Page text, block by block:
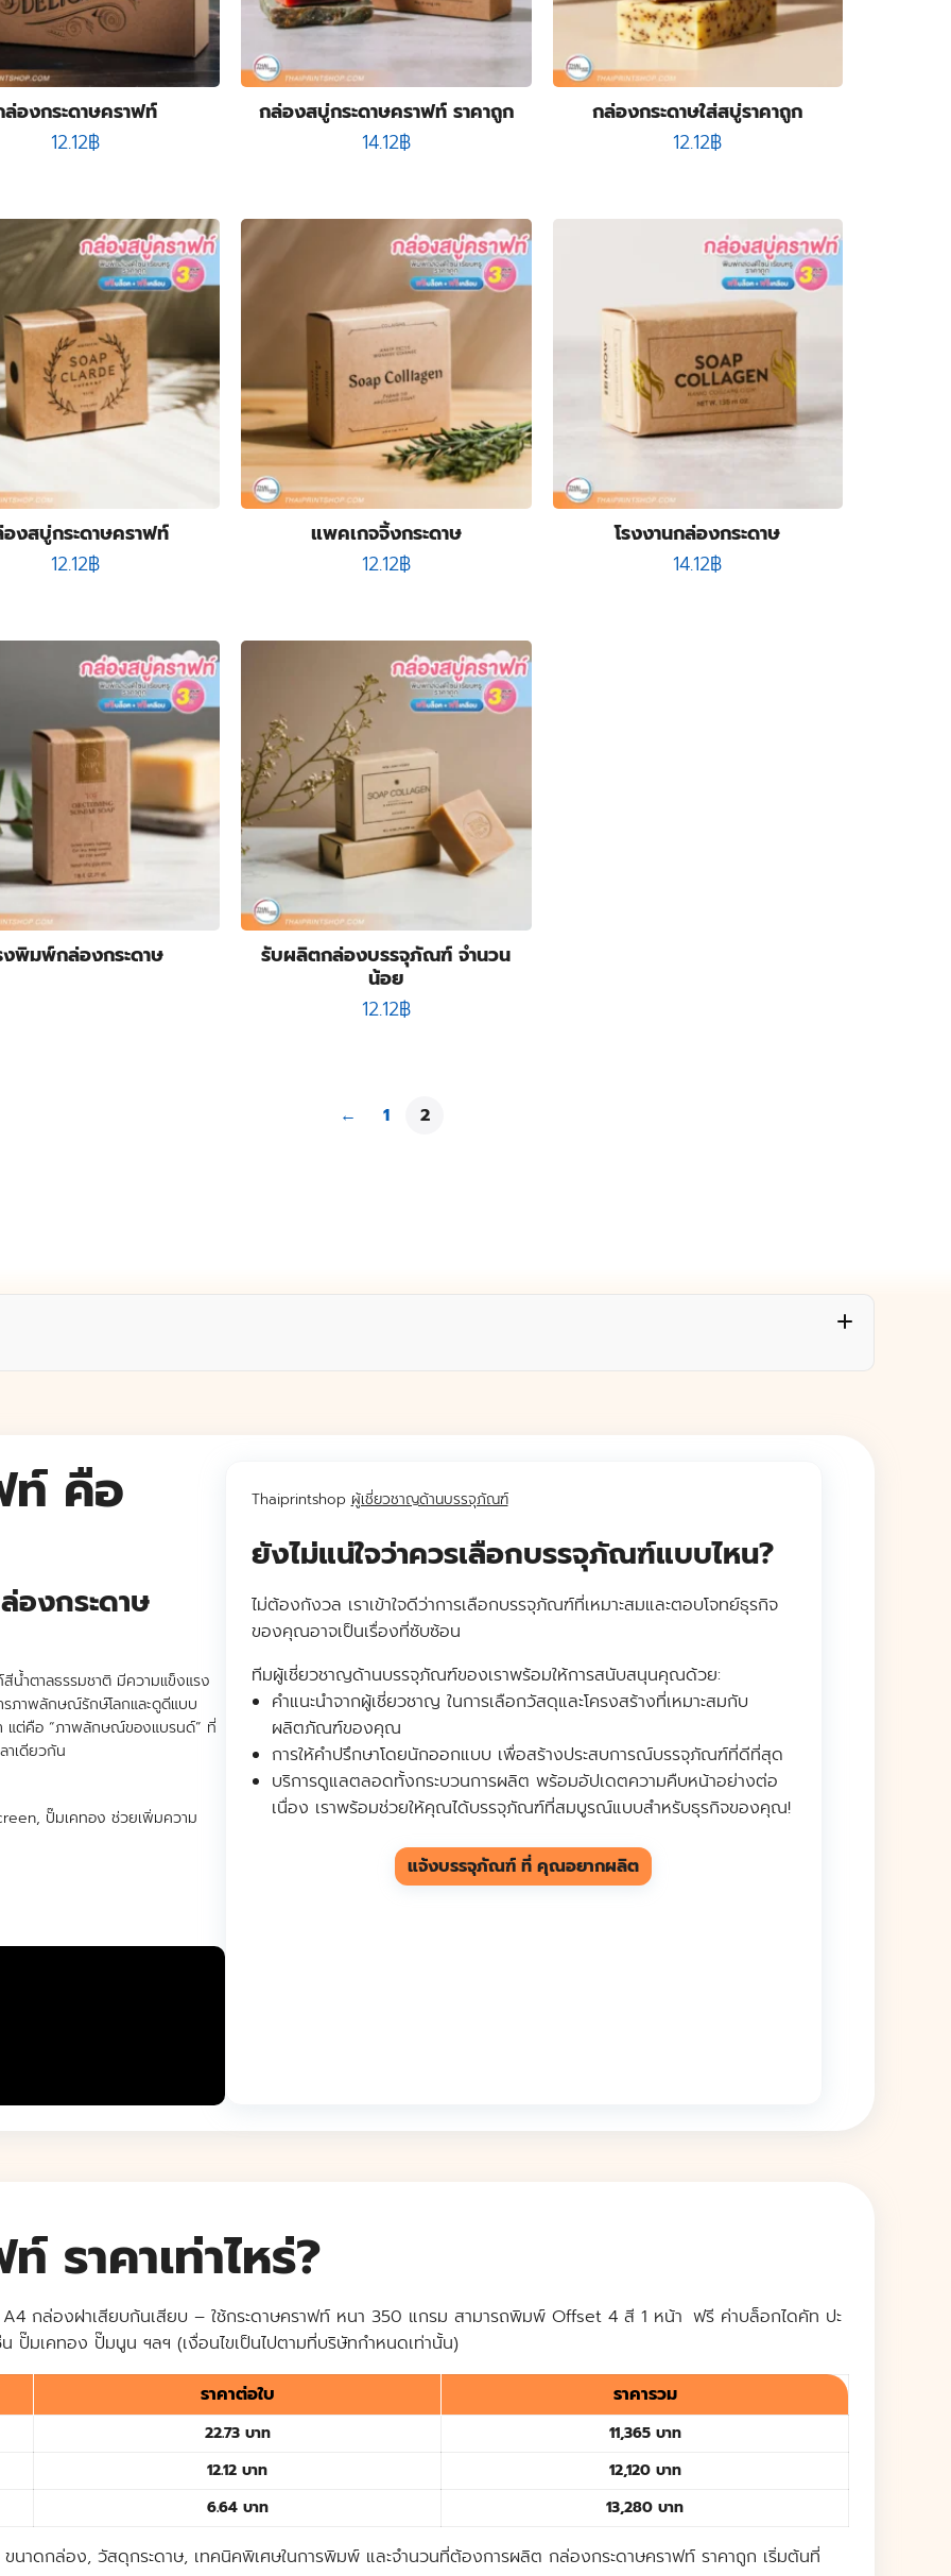
องกระดาษคราฟท์
12.12฿
กล่องสบู่กระดาษคราฟท์ ราคาถูก
14.12฿
กล่องกระดาษใส่สบู่ราคาถูก
12.12฿
งสบู่กระดาษคราฟท์
12.12฿
แพคเกจจิ้งกระดาษ
12.12฿
โรงงานกล่องกระดาษ
14.12฿
งพิมพ์กล่องกระดาษ
รับผลิตกล่องบรรจุภัณฑ์ จํานวน
น้อย
12.12฿
← 1 2
ท์ คือ
องกระดาษ
ำตาลธรรมชาติ มีความแข็งแรง
ภาพลักษณ์รักษ์โลกและดูดีแบบ
า แต่คือ “ภาพลักษณ์ของแบรนด์” ที่
าเดียวกัน
ปั๊มเคทอง ช่วยเพิ่มความ
Thaiprintshop ผู้เชี่ยวชาญด้านบรรจุภัณฑ์
ยังไม่แน่ใจว่าควรเลือกบรรจุภัณฑ์แบบไหน?
ไม่ต้องกังวล เราเข้าใจดีว่าการเลือกบรรจุภัณฑ์ที่เหมาะสมและตอบโจทย์ธุรกิจ
ของคุณอาจเป็นเรื่องที่ซับซ้อน
ทีมผู้เชี่ยวชาญด้านบรรจุภัณฑ์ของเราพร้อมให้การสนับสนุนคุณด้วย:
คำแนะนำจากผู้เชี่ยวชาญ ในการเลือกวัสดุและโครงสร้างที่เหมาะสมกับ
ผลิตภัณฑ์ของคุณ
การให้คำปรึกษาโดยนักออกแบบ เพื่อสร้างประสบการณ์บรรจุภัณฑ์ที่ดีที่สุด
บริการดูแลตลอดทั้งกระบวนการผลิต พร้อมอัปเดตความคืบหน้าอย่างต่อ
เนื่อง เราพร้อมช่วยให้คุณได้บรรจุภัณฑ์ที่สมบูรณ์แบบสำหรับธุรกิจของคุณ!
แจ้งบรรจุภัณฑ์ ที่ คุณอยากผลิต
ราคาเท่าไหร่?
กล่องฝาเสียบก้นเสียบ – ใช้กระดาษคราฟท์ หนา 350 แกรม สามารถพิมพ์ Offset 4 สี 1 หน้า ฟรี ค่าบล็อกไดคัท ปะ
มเคทอง ปั๊มนูน ฯลฯ (เงื่อนไขเป็นไปตามที่บริษัทกำหนดเท่านั้น)
ราคาต่อใบ
ราคารวม
22.73 บาท
11,365 บาท
12.12 บาท
12,120 บาท
6.64 บาท
13,280 บาท
าดกล่อง, วัสดุกระดาษ, เทคนิคพิเศษในการพิมพ์ และจำนวนที่ต้องการผลิต กล่องกระดาษคราฟท์ ราคาถูก เริ่มต้นที่